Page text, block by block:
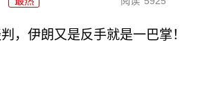
，伊朗又是反手就是一巴掌！